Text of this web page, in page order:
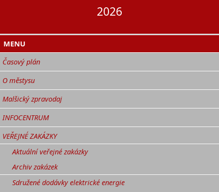
2026
MENU
Časový plán
O městysu
Malšický zpravodaj
INFOCENTRUM
VEŘEJNÉ ZAKÁZKY
Aktuální veřejné zakázky
Archiv zakázek
Sdružené dodávky elektrické energie